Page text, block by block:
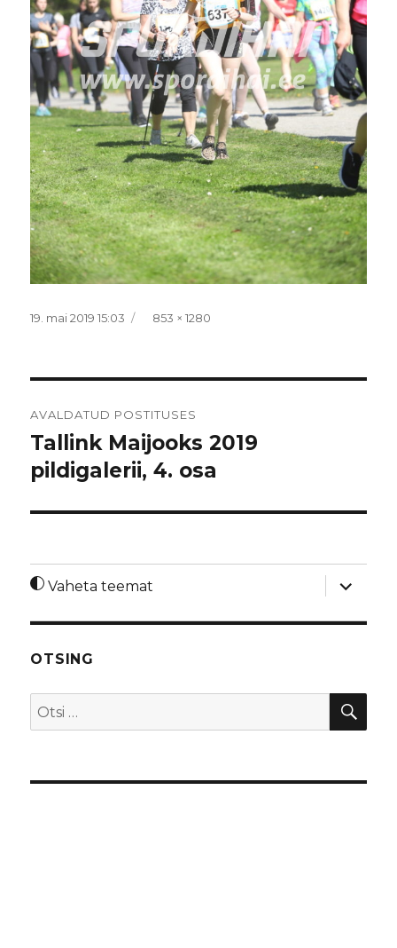
Postitatud
19. mai 2019 15:03 Täissuurus
853 × 1280
AVALDATUD POSTITUSES
Tallink Maijooks 2019
pildigalerii, 4. osa
Vaheta teemat
laienda
OTSING
Otsi: